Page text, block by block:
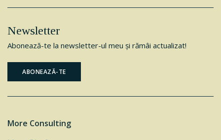
Newsletter
Abonează-te la newsletter-ul meu şi rămâi actualizat!
ABONEAZĂ-TE
More Consulting